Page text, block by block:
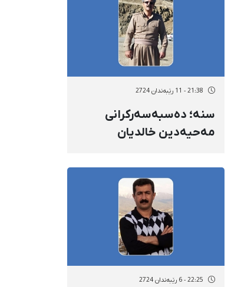
21:38 - 11 رێبەندان 2724
سنە؛ دەسبەسەرکرانی
مەحیەدین خالدیان
ئەمنییەتییەکانەوە
22:25 - 6 رێبەندان 2724